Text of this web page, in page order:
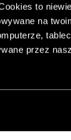
to
na
przez
& Living 40
Yours.